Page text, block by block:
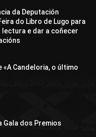
da Deputación
do Libro de Lugo para
e dar a coñecer
Candeloria, o último
Gala dos Premios